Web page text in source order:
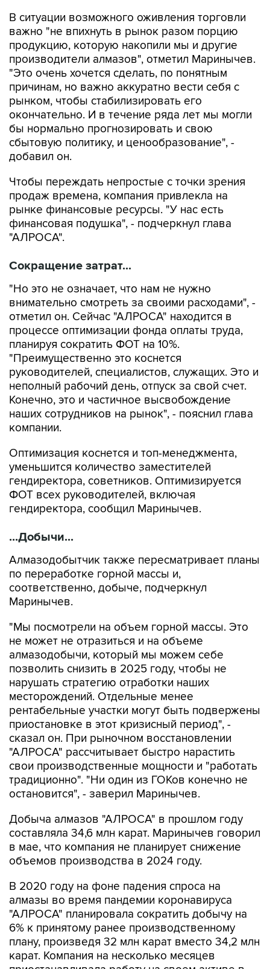
В ситуации возможного оживления торговли
важно "не впихнуть в рынок разом порцию
продукцию, которую накопили мы и другие
производители алмазов", отметил Маринычев.
"Это очень хочется сделать, по понятным
причинам, но важно аккуратно вести себя с
рынком, чтобы стабилизировать его
окончательно. И в течение ряда лет мы могли
бы нормально прогнозировать и свою
сбытовую политику, и ценообразование", -
добавил он.
Чтобы переждать непростые с точки зрения
продаж времена, компания привлекла на
рынке финансовые ресурсы. "У нас есть
финансовая подушка", - подчеркнул глава
"АЛРОСА".
Сокращение затрат...
"Но это не означает, что нам не нужно
внимательно смотреть за своими расходами", -
отметил он. Сейчас "АЛРОСА" находится в
процессе оптимизации фонда оплаты труда,
планируя сократить ФОТ на 10%.
"Преимущественно это коснется
руководителей, специалистов, служащих. Это и
неполный рабочий день, отпуск за свой счет.
Конечно, это и частичное высвобождение
наших сотрудников на рынок", - пояснил глава
компании.
Оптимизация коснется и топ-менеджмента,
уменьшится количество заместителей
гендиректора, советников. Оптимизируется
ФОТ всех руководителей, включая
гендиректора, сообщил Маринычев.
...Добычи...
Алмазодобытчик также пересматривает планы
по переработке горной массы и,
соответственно, добыче, подчеркнул
Маринычев.
"Мы посмотрели на объем горной массы. Это
не может не отразиться и на объеме
алмазодобычи, который мы можем себе
позволить снизить в 2025 году, чтобы не
нарушать стратегию отработки наших
месторождений. Отдельные менее
рентабельные участки могут быть подвержены
приостановке в этот кризисный период", -
сказал он. При рыночном восстановлении
"АЛРОСА" рассчитывает быстро нарастить
свои производственные мощности и "работать
традиционно". "Ни один из ГОКов конечно не
остановится", - заверил Маринычев.
Добыча алмазов "АЛРОСА" в прошлом году
составляла 34,6 млн карат. Маринычев говорил
в мае, что компания не планирует снижение
объемов производства в 2024 году.
В 2020 году на фоне падения спроса на
алмазы во время пандемии коронавируса
"АЛРОСА" планировала сократить добычу на
6% к принятому ранее производственному
плану, произведя 32 млн карат вместо 34,2 млн
карат. Компания на несколько месяцев